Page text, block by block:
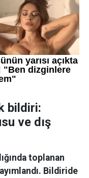
bildiri:
ve dış
toplanan
Bildiride